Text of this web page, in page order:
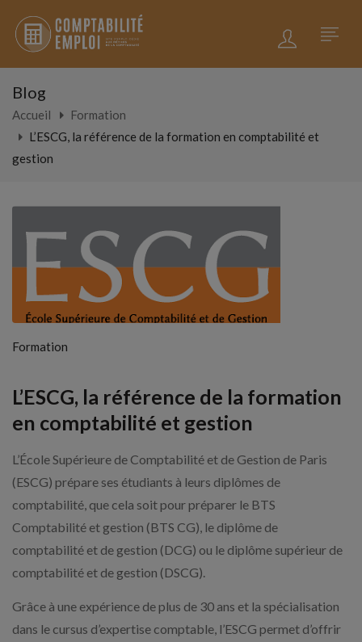
Blog
Accueil
Formation
L’ESCG, la référence de la formation en comptabilité et
gestion
Formation
L’ESCG, la référence de la formation
en comptabilité et gestion
L’École Supérieure de Comptabilité et de Gestion de Paris
(ESCG) prépare ses étudiants à leurs diplômes de
comptabilité, que cela soit pour préparer le BTS
Comptabilité et gestion (BTS CG), le diplôme de
comptabilité et de gestion (DCG) ou le diplôme supérieur de
comptabilité et de gestion (DSCG).
Grâce à une expérience de plus de 30 ans et la spécialisation
dans le cursus d’expertise comptable, l’ESCG permet d’offrir